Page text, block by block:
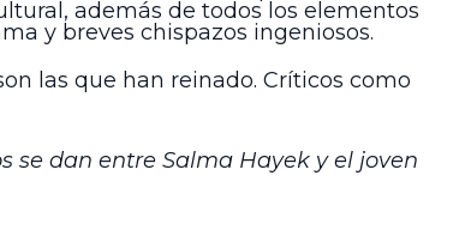
además de todos los elementos
y breves chispazos ingeniosos.
las que han reinado. Críticos como
se dan entre Salma Hayek y el joven